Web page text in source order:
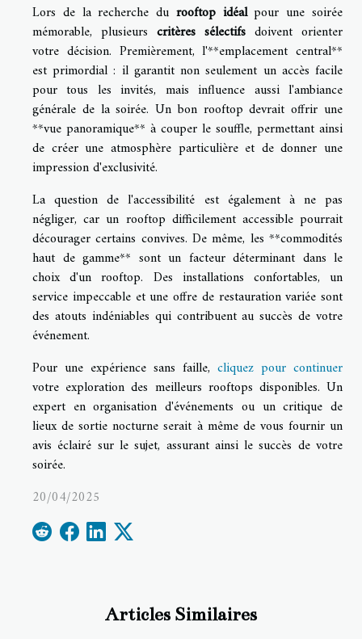
Articles Similaires
Lors de la recherche du rooftop idéalpour une soirée
mémorable, plusieurs critères sélectifs doivent orienter
votre décision. Premièrement, l'**emplacement central**
est primordial : il garantit non seulement un accès facile
pour tous les invités, mais influence aussi l'ambiance
générale de la soirée. Un bon rooftop devrait offrir une
**vue panoramique** à couper le souffle, permettant ainsi
de créer une atmosphère particulière et de donner une
impression d'exclusivité.
La question de l'accessibilité est également à ne pas
négliger, car un rooftop difficilement accessible pourrait
décourager certains convives. De même, les **commodités
haut de gamme** sont un facteur déterminant dans le
choix d'un rooftop. Des installations confortables, un
service impeccable et une offre de restauration variée sont
des atouts indéniables qui contribuent au succès de votre
événement.
Pour une expérience sans faille, cliquez pour continuer
votre exploration des meilleurs rooftops disponibles. Un
expert en organisation d'événements ou un critique de
lieux de sortie nocturne serait à même de vous fournir un
avis éclairé sur le sujet, assurant ainsi le succès de votre
soirée.
20/04/2025